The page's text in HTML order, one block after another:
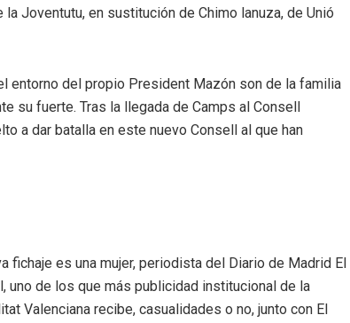
Joventutu, en sustitución de Chimo lanuza, de Unió
entorno del propio President Mazón son de la familia
su fuerte. Tras la llegada de Camps al Consell
a dar batalla en este nuevo Consell al que han
fichaje es una mujer, periodista del Diario de Madrid El
uno de los que más publicidad institucional de la
Valenciana recibe, casualidades o no, junto con El